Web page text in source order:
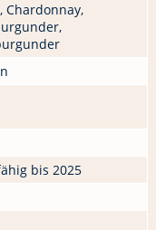
Chardonnay,
bis 2025